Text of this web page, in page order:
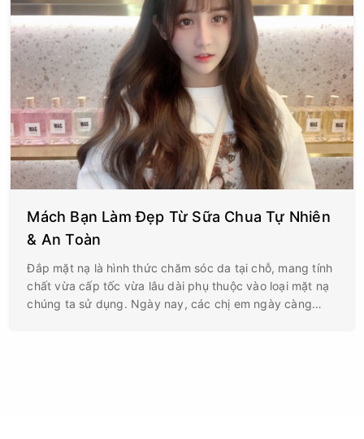
Mách Bạn Làm Đẹp Từ Sữa Chua Tự Nhiên
& An Toàn
Đắp mặt nạ là hình thức chăm sóc da tại chỗ, mang tính
chất vừa cấp tốc vừa lâu dài phụ thuộc vào loại mặt nạ
chúng ta sử dụng. Ngày nay, các chị em ngày càng